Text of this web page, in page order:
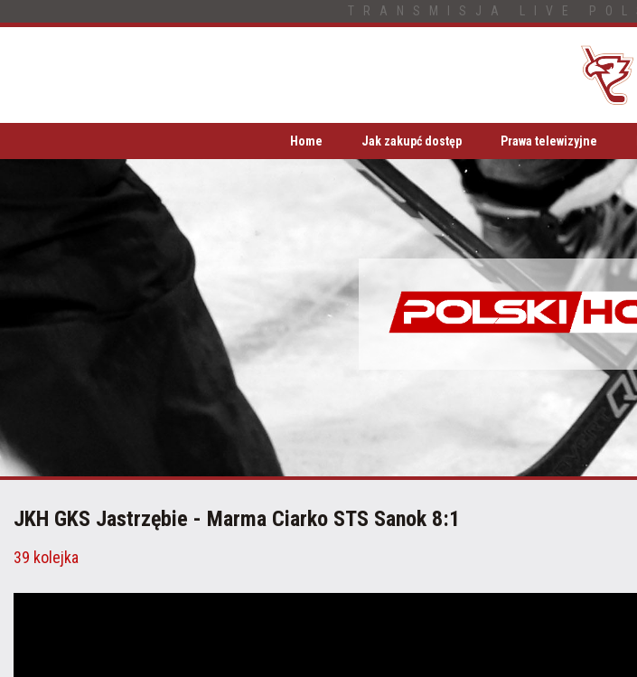
TRANSMISJA LIVE
Home Jak zakupć dostęp Prawa telewizyjne
JKH GKS Jastrzębie - Marma Ciarko STS Sanok 8:1
39 kolejka